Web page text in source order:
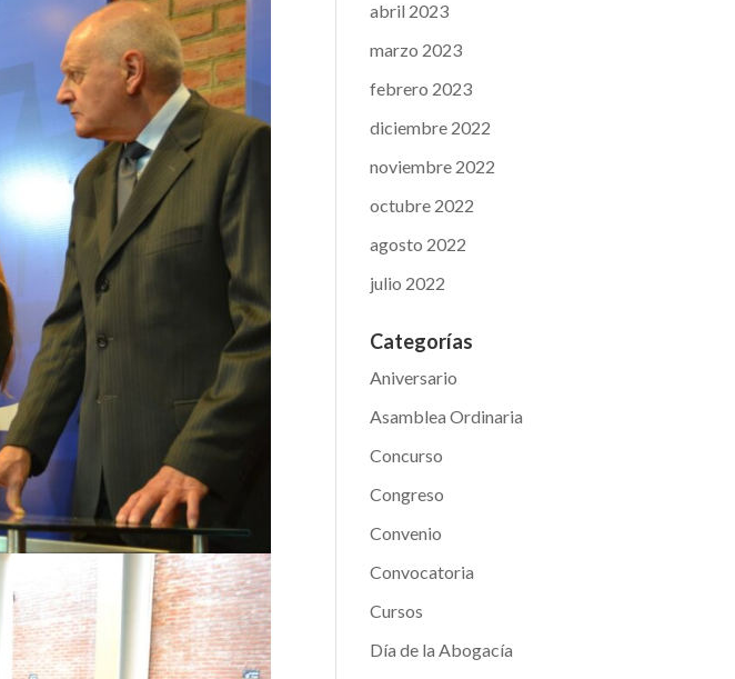
abril 2023
marzo 2023
febrero 2023
diciembre 2022
noviembre 2022
octubre 2022
agosto 2022
julio 2022
Categorías
Aniversario
Asamblea Ordinaria
Concurso
Congreso
Convenio
Convocatoria
Cursos
Día de la Abogacía